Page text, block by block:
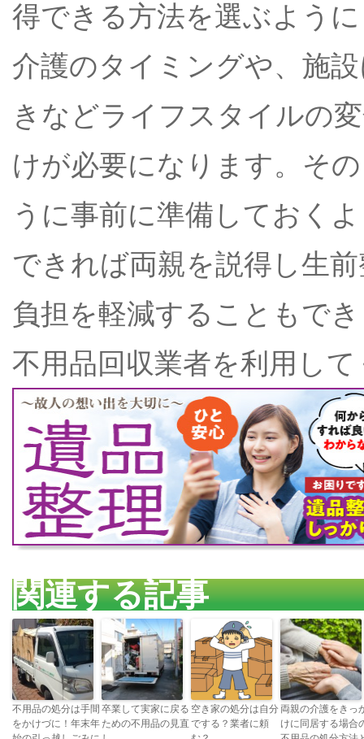
得できる方法を選ぶよう
介護のタイミングや、施
きなどライフスタイルの
けが必要になります。そ
うに事前に準備しておく
できれば両親を説得し生
負担を軽減することもで
不用品回収業者を利用し
関連する記事
不用品の処分は手間
をかけづに！年末年
卒業して実家に戻る
ための不用品の見直
空き家の処分は自分
でする？業者に頼
両親の介護をきっ
けに同居する場合